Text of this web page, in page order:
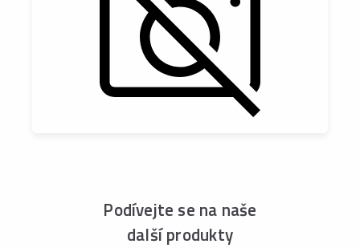
Podívejte se na naše
další produkty